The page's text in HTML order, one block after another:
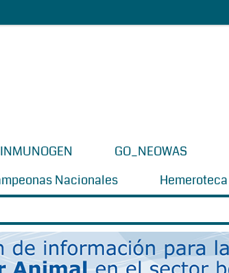
GO_NEOWAS
Nacionales Hemeroteca